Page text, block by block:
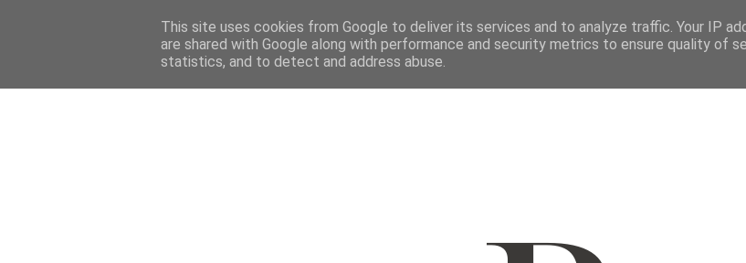
FELIETONY CYKLE WYWIADY PRELUDIUM O MNIE WSPÓŁPRACUJ KONTAKT
This site uses cookies from Google to deliver its services and to analyze traffic. Your IP
are shared with Google along with performance and security metrics to ensure quality of
statistics, and to detect and address abuse.